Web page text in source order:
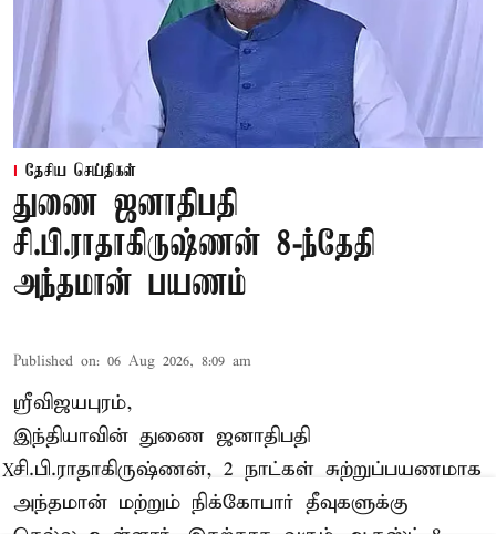
தேசிய செய்திகள்
துணை ஜனாதிபதி
சி.பி.ராதாகிருஷ்ணன் 8-ந்தேதி
அந்தமான் பயணம்
Published on: 06 Aug 2026, 8:09 am
ஸ்ரீவிஜயபுரம்,
இந்தியாவின் துணை ஜனாதிபதி
சி.பி.ராதாகிருஷ்ணன், 2 நாட்கள் சுற்றுப்பயணமாக
அந்தமான் மற்றும் நிக்கோபார் தீவுகளுக்கு
X